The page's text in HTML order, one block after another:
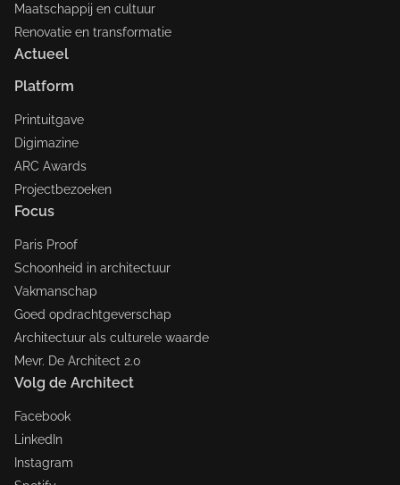
Maatschappij en cultuur
Renovatie en transformatie
Actueel
Platform
Printuitgave
Digimazine
ARC Awards
Projectbezoeken
Focus
Paris Proof
Schoonheid in architectuur
Vakmanschap
Goed opdrachtgeverschap
Architectuur als culturele waarde
Mevr. De Architect 2.0
Volg de Architect
Facebook
LinkedIn
Instagram